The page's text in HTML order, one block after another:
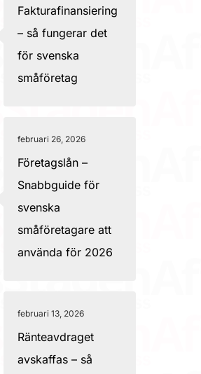
Fakturafinansiering
– så fungerar det
för svenska
småföretag
februari 26, 2026
Företagslån –
Snabbguide för
svenska
småföretagare att
använda för 2026
februari 13, 2026
Ränteavdraget
avskaffas – så